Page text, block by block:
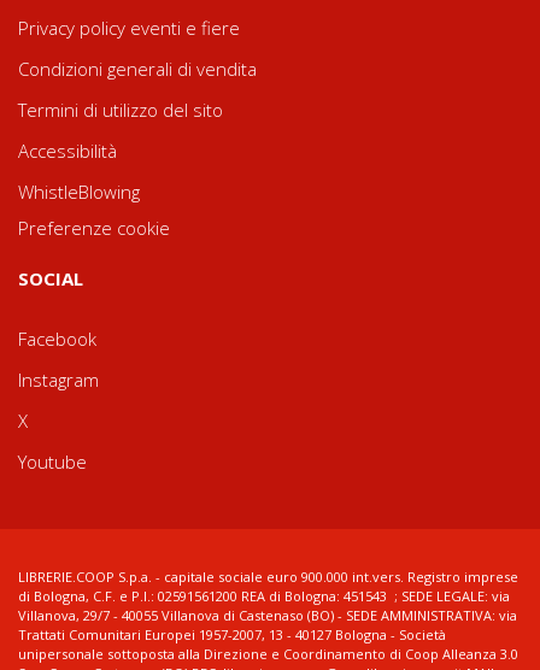
Privacy policy eventi e fiere
Condizioni generali di vendita
Termini di utilizzo del sito
Accessibilità
WhistleBlowing
Preferenze cookie
SOCIAL
Facebook
Instagram
X
Youtube
LIBRERIE.COOP S.p.a. - capitale sociale euro 900.000 int.vers. Registro imprese
di Bologna, C.F. e P.I.: 02591561200 REA di Bologna: 451543 ; SEDE LEGALE: via
Villanova, 29/7 - 40055 Villanova di Castenaso (BO) - SEDE AMMINISTRATIVA: via
Trattati Comunitari Europei 1957-2007, 13 - 40127 Bologna - Società
unipersonale sottoposta alla Direzione e Coordinamento di Coop Alleanza 3.0